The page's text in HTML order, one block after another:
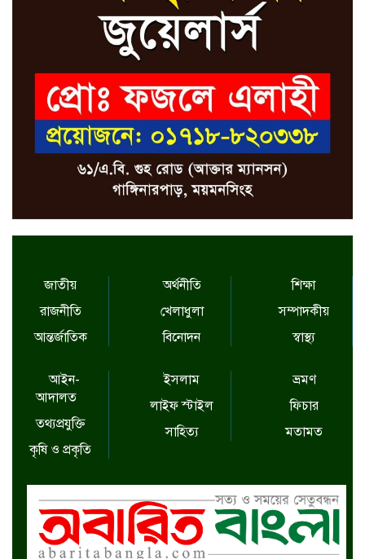
জাতীয়
রাজনীতি
আন্তর্জাতিক
অর্থনীতি
খেলাধুলা
বিনোদন
শিক্ষা
সম্পাদকীয়
স্বাস্থ্য
আইন-
আদালত
তথ্যপ্রযুক্তি
কৃষি ও প্রকৃতি
ইসলাম
লাইফ স্টাইল
সাহিত্য
ভ্রমণ
ফিচার
মতামত